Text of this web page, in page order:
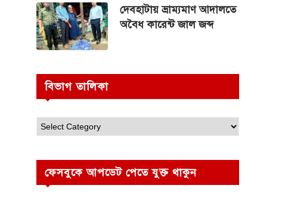
দেবহাটায় ভ্রাম্যমাণ আদালতে
অবৈধ কারেন্ট জাল জব্দ
বিভাগ তালিকা
ফেসবুকে আপডেট পেতে যুক্ত থাকুন